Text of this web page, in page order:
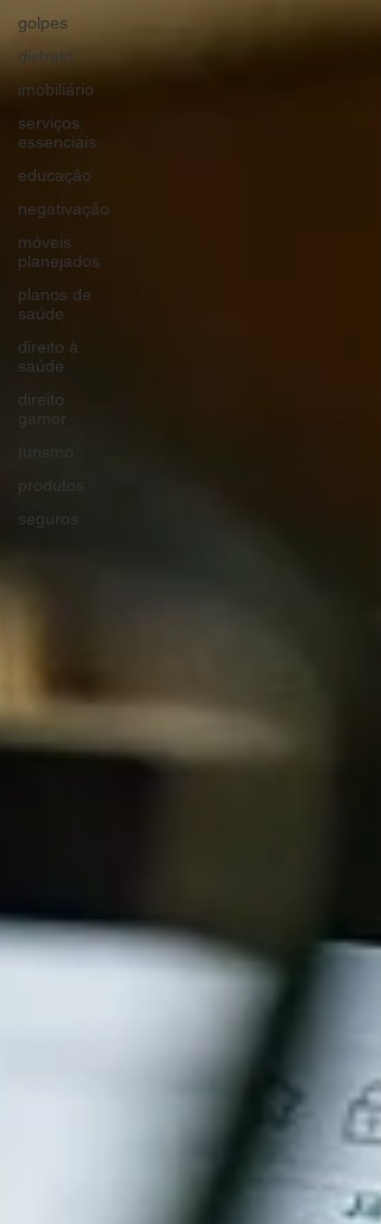
golpes
distrato
imobiliário
serviços
essenciais
educação
negativação
móveis
planejados
planos de
saúde
direito à
saúde
direito
gamer
turismo
produtos
seguros